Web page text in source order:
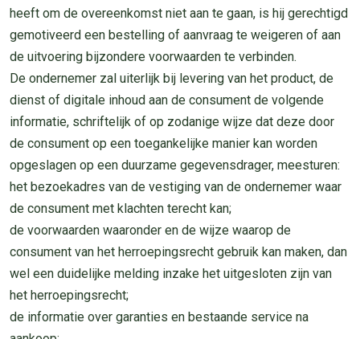
heeft om de overeenkomst niet aan te gaan, is hij gerechtigd
gemotiveerd een bestelling of aanvraag te weigeren of aan
de uitvoering bijzondere voorwaarden te verbinden.
De ondernemer zal uiterlijk bij levering van het product, de
dienst of digitale inhoud aan de consument de volgende
informatie, schriftelijk of op zodanige wijze dat deze door
de consument op een toegankelijke manier kan worden
opgeslagen op een duurzame gegevensdrager, meesturen:
het bezoekadres van de vestiging van de ondernemer waar
de consument met klachten terecht kan;
de voorwaarden waaronder en de wijze waarop de
consument van het herroepingsrecht gebruik kan maken, dan
wel een duidelijke melding inzake het uitgesloten zijn van
het herroepingsrecht;
de informatie over garanties en bestaande service na